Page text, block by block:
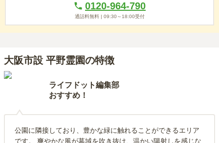
0120-964-790
通話料無料 | 09:30～18:00受付
大阪市設 平野霊園の特徴
ライフドット編集部
おすすめ！
公園に隣接しており、豊かな緑に触れることができるエリア
です。 爽やかな風が墓域を吹き抜け、温かい陽射しを感じな